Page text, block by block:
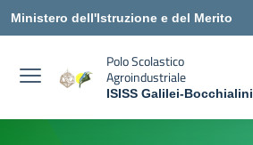
Vai ai contenuti
Vai al menu di navigazione
Vai al footer
Ministero dell'Istruzione e del Merito
Polo Scolastico
Agroindustriale
ISISS Galilei-Bocchialini